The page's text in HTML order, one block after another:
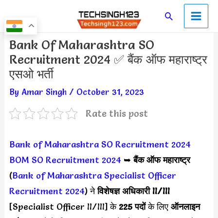
to
content
SearchMain
Menu
Bank Of Maharashtra SO
Recruitment 2024 ✅ बैंक ऑफ महाराष्ट्र
एसओ भर्ती
By Amar Singh / October 31, 2023
Rate this post
Bank of Maharashtra SO Recruitment 2024
BOM SO Recruitment 2024 ➥बैंक ऑफ महाराष्ट्र
(Bank of Maharashtra Specialist Officer
Recruitment 2024) नेविशेषज्ञ अधिकारी II/III
[Specialist Officer II/III] के 225 पदोंके लिए ऑनलाइन
Post
navigation